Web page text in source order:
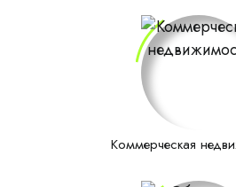
Коммерческая